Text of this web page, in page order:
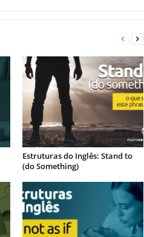
Estruturas do Inglês: Stand to
(do Something)